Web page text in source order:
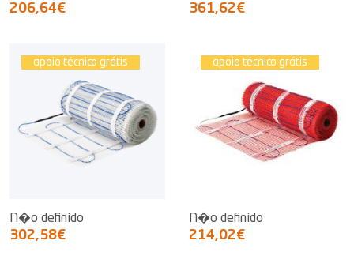
206,64€ 361,62€
apoio técnico grátis
N�o definido
302,58€
apoio técnico grátis
N�o definido
214,02€